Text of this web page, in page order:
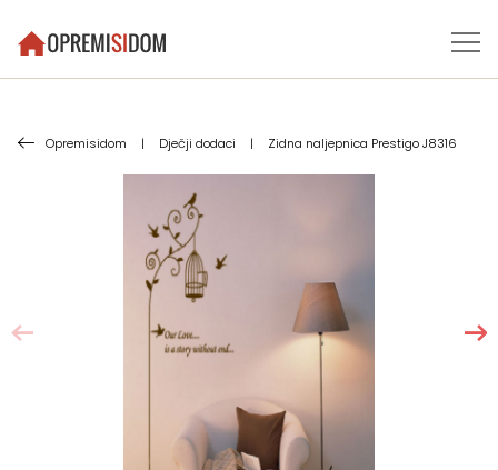
Opremisidom | Dječji dodaci | Zidna naljepnica Prestigo J8316